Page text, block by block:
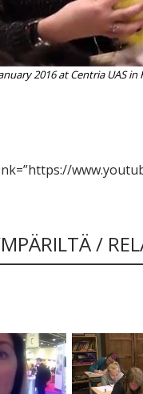
2016 at Centria UAS in
/